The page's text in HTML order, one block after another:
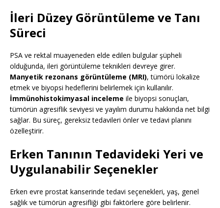
İleri Düzey Görüntüleme ve Tanı
Süreci
PSA ve rektal muayeneden elde edilen bulgular şüpheli
olduğunda, ileri görüntüleme teknikleri devreye girer.
Manyetik rezonans görüntüleme (MRI), tümörü lokalize
etmek ve biyopsi hedeflerini belirlemek için kullanılır.
İmmünohistokimyasal inceleme ile biyopsi sonuçları,
tümörün agresiflik seviyesi ve yayılım durumu hakkında net bilgi
sağlar. Bu süreç, gereksiz tedavileri önler ve tedavi planını
özelleştirir.
Erken Tanının Tedavideki Yeri ve
Uygulanabilir Seçenekler
Erken evre prostat kanserinde tedavi seçenekleri, yaş, genel
sağlık ve tümörün agresifliği gibi faktörlere göre belirlenir.